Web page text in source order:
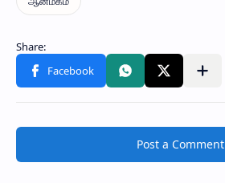
Post a Comment